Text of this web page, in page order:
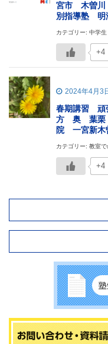
宮市 木曽
別指導塾 明
カテゴリー: 中学
+4
2024年4月3
春期講習 頑
方 奥 葉栗
院 一宮新木
カテゴリー: 教室
+4